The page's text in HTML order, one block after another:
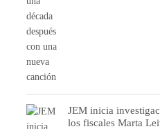
JEM inicia
los fiscales Marta